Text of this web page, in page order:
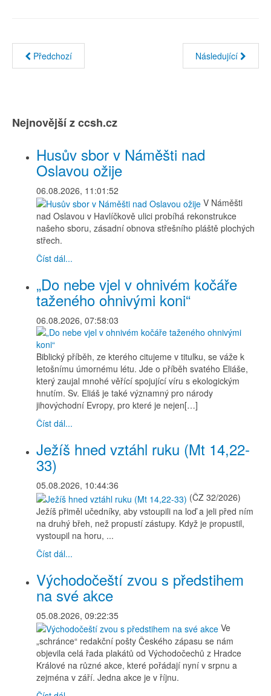
Předchozí Následující
Nejnovější z ccsh.cz
Husův sbor v Náměšti nad
Oslavou ožije
06.08.2026, 11:01:52
V Náměšti
nad Oslavou v Havlíčkově ulici probíhá rekonstrukce
našeho sboru, zásadní obnova střešního pláště plochých
střech.
Číst dál...
„Do nebe vjel v ohnivém kočáře
taženého ohnivými koni“
06.08.2026, 07:58:03
Biblický příběh, ze kterého citujeme v titulku, se váže k
letošnímu úmornému létu. Jde o příběh svatého Eliáše,
který zaujal mnohé věřící spojující víru s ekologickým
hnutím. Sv. Eliáš je také významný pro národy
jihovýchodní Evropy, pro které je nejen[…]
Číst dál...
Ježíš hned vztáhl ruku (Mt 14,22-
33)
05.08.2026, 10:44:36
(ČZ 32/2026)
Ježíš přiměl učedníky, aby vstoupili na loď a jeli před ním
na druhý břeh, než propustí zástupy. Když je propustil,
vystoupil na horu, ...
Číst dál...
Východočeští zvou s předstihem
na své akce
05.08.2026, 09:22:35
Ve
„schránce“ redakční pošty Českého zápasu se nám
objevila celá řada plakátů od Východočechů z Hradce
Králové na různé akce, které pořádají nyní v srpnu a
zejména v září. Jedna akce je v říjnu.